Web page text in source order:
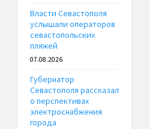
Власти Севастополя
услышали операторов
севастопольских
пляжей
07.08.2026
Губернатор
Севастополя рассказал
о перспективах
электроснабжения
города